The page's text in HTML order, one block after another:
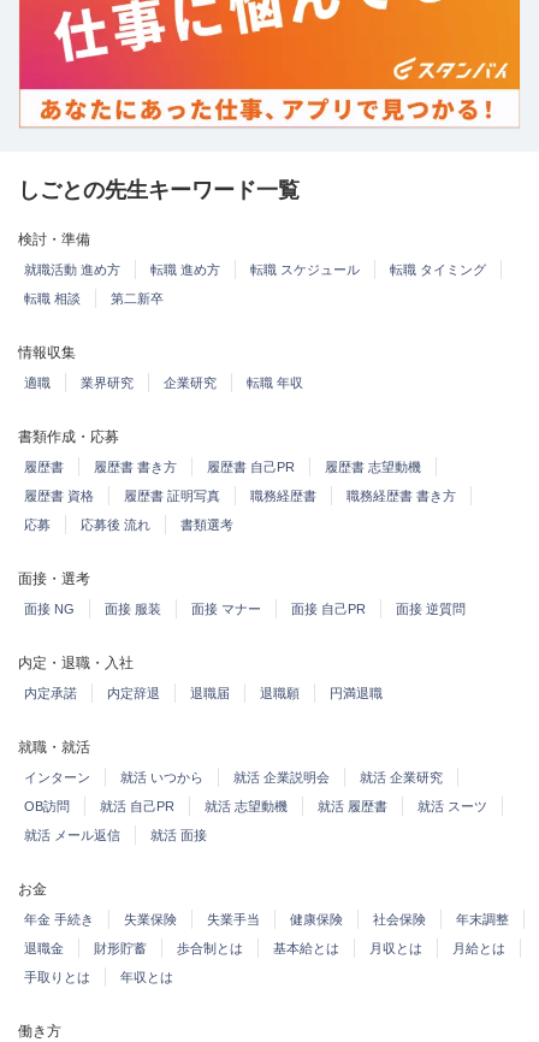
しごとの先生キーワード一覧
検討・準備
就職活動 進め方 転職 進め方 転職 スケジュール
転職 タイミング
転職 相談
第二新卒
情報収集
適職 業界研究 企業研究 転職 年収
書類作成・応募
履歴書 履歴書 書き方 履歴書 自己PR
履歴書 志望動機
履歴書 資格
履歴書 証明写真 職務経歴書
職務経歴書 書き方
応募
応募後 流れ 書類選考
面接・選考
面接 NG 面接 服装 面接 マナー 面接 自己PR 面接 逆質問
内定・退職・入社
内定承諾 内定辞退 退職届 退職願 円満退職
就職・就活
インターン 就活 いつから 就活 企業説明会
就活 企業研究
OB訪問
就活 自己PR 就活 志望動機 就活 履歴書
就活 スーツ
就活 メール返信
就活 面接
お金
年金 手続き 失業保険 失業手当 健康保険 社会保険
年末調整
退職金
財形貯蓄 歩合制とは 基本給とは 月収とは
月給とは
手取りとは
年収とは
働き方